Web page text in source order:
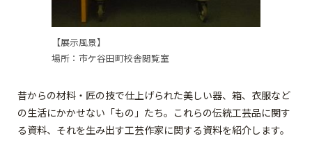
【展示風景】
場所：市ケ谷田町校舎閲覧室
昔からの材料・匠の技で仕上げられた美しい器、箱、衣服など
の生活にかかせない「もの」たち。これらの伝統工芸品に関す
る資料、それを生み出す工芸作家に関する資料を紹介します。